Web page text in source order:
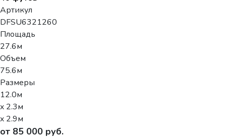
Артикул
DFSU6321260
Площадь
27.6м
Объем
75.6м
Размеры
12.0м
x 2.3м
x 2.9м
от 85 000 руб.